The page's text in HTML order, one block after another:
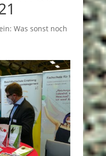
Was sonst noch